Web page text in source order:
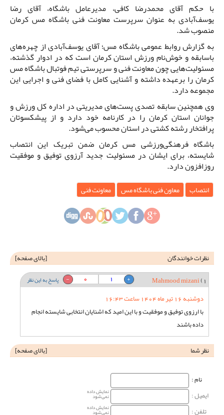
با حکم آقای محمدرضا کافی، مدیرعامل باشگاه، آقای رضا
یوسف‌آبادی به عنوان سرپرست معاونت فنی باشگاه مس کرمان
منصوب شد.
به گزارش روابط عمومی باشگاه مس؛ آقای یوسف‌آبادی از چهره‌های
باسابقه و خوش‌نام ورزش استان کرمان است که در ادوار گذشته،
مسئولیت‌هایی چون معاونت فنی و سرپرستی تیم فوتبال باشگاه مس
کرمان را برعهده داشته و آشنایی کامل با فضای فنی و اجرایی این
مجموعه دارد.
وی همچنین سابقه تصدی پست‌های مدیریتی در اداره کل ورزش و
جوانان استان کرمان را در کارنامه خود دارد و از پیشکسوتان
پرافتخار رشته کشتی در استان محسوب می‌شود.
باشگاه فرهنگی‌ورزشی مس کرمان ضمن تبریک این انتصاب
شایسته، برای ایشان در مسئولیت جدید آرزوی توفیق و موفقیت
روزافزون دارد.
انتصاب معاون فنی باشگاه مس معاونت فنی
نظرات خوانندگان [بالای صفحه]
1)
Mahmood mizani پاسخ به این نظر 0
1
دوشنبه 16 تیر ماه 1404 ساعت 16:43
با ارزوی توفیق و موفقیت و با این امید که اشنایان انتخابی شایسته انجام
داده باشند
نظر شما
[بالای صفحه]
نام‌ :
ایمیل :
نمایش داده
نمی‌شود
تلفن : نمایش داده
نمی‌شود